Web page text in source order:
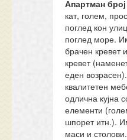
Апартман
кат, голем,
поглед кон
поглед море.
брачен кревет
кревет
еден
квалитетен
одлична кујна
елементи
шпорет итн.).
маси и столови.